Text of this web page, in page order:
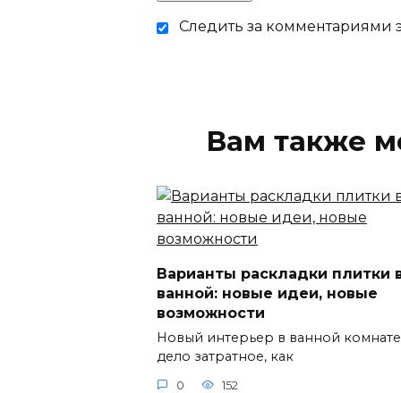
Следить за комментариями
Вам также
Варианты раскладки плитки
ванной: новые идеи, новые
возможности
Новый интерьер в ванной комнате
дело затратное, как
0 152